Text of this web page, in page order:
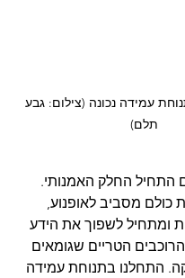
עמידה נכונה (צילום: גבע
תלם)
התחיל החלק האמנותי.
כולם מסביב לאופנוע,
ומתחיל לשפוך את הידע
הרוכבים הטריים שגומאים
התחלנו בתנוחת עמידה